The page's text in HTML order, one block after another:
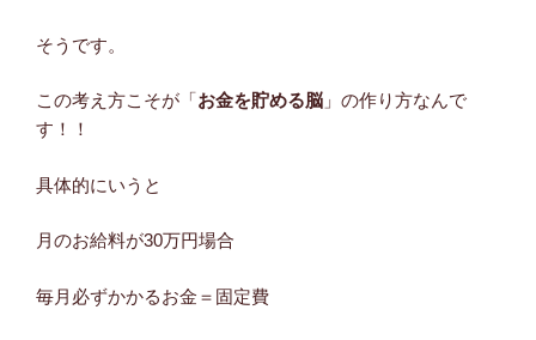
そうです。
この考え方こそが「お金を貯める脳 」の作り方なんで
す！！
具体的にいうと
月のお給料が30万円場合
毎月必ずかかるお金＝固定費